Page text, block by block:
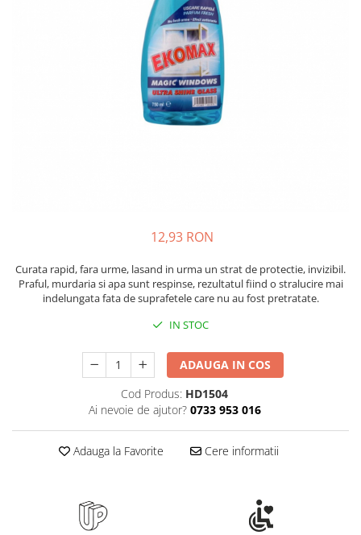
Dosare, folii protectie si mape
Accesorii diverse pentru birou
Rollere
Finelinere
Carioci si creioane colorate
Rezerve instrumente scris
Tavite documente si suporturi
Foarfece pentru birou
Produse Antibacteriene
Articole pentru baie
12,93 RON
Curata rapid, fara urme, lasand in urma un strat de protectie, invizibil.
Praful, murdaria si apa sunt respinse, rezultatul fiind o stralucire mai
indelungata fata de suprafetele care nu au fost pretratate.
IN STOC
ADAUGA IN COS
Cod Produs: HD1504
Ai nevoie de ajutor? 0733 953 016
Adauga la Favorite Cere informatii